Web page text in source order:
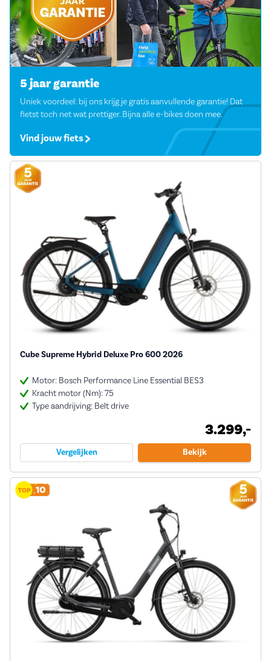
5 jaar garantie
Uniek voordeel: bij ons krijg je gratis aanvullende garantie! Dat
fietst toch net wat prettiger. Bijna alle e-bikes doen mee.
Vind jouw fiets
Cube Supreme Hybrid Deluxe Pro 600 2026
Motor: Bosch Performance Line Essential BES3
Kracht motor (Nm): 75
Type aandrijving: Belt drive
3.299,-
Vergelijken Bekijk